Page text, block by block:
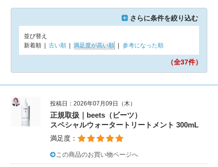
さらに条件を絞り込む
並び替え
新着順
古い順 満足度が高い順 参考になった順
（全37件）
投稿日：2026年07月09日（木）
正規取扱｜beets（ビーツ）
スペシャルウォータートリートメント 300mL
満足度：
この商品のお買い物ページへ